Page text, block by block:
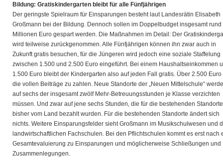
Bildung: Gratiskindergarten bleibt für alle Fünfjährigen
Der geringste Spielraum für Einsparungen besteht laut Landesrätin Elisabeth
Großmann bei der Bildung. Dennoch sollen im Doppelbudget insgesamt rund
Millionen Euro gespart werden. Die Maßnahmen im Detail: Der
wird teilweise zurückgenommen. Alle Fünfjährigen können ihn zwar auch in
Zukunft gratis besuchen, für die Jüngeren wird jedoch eine soziale Staffelung
zwischen 1.500 und 2.500 Euro eingeführt. Bei einem Haushaltseinkommen
1.500 Euro bleibt der Kindergarten also auf jeden Fall gratis. Über 2.500 Euro
die vollen Beiträge zu zahlen. Neue Standorte der „Neuen Mittelschule“
auf sechs der insgesamt zwölf Mehr-Betreuungsstunden je Klasse verzichten
müssen. Und zwar auf jene sechs Stunden, die für die bestehenden Standorte
bisher vom Land bezahlt wurden. Für die bestehenden Standorte ändert sich
nichts. Weitere Einsparungsfelder sieht Großmann im Musikschulwesen und
landwirtschaftlichen Fachschulen. Bei den Pflichtschulen kommt es erst nach
Gesamtevaluierung zu Einsparungen und möglicherweise Schließungen und
Zusammenlegungen.